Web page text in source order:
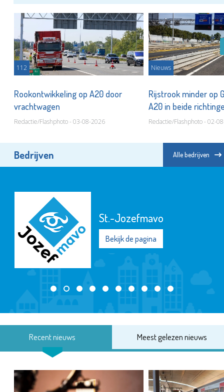
112
Rookontwikkeling op A20 door
vrachtwagen
Redactie/Flashphoto - 03-08-2026
Nieuws
Rijstrook minder op
A20 in beide
Redactie/Flashphoto - 02-
Bedrijven Alle bedrijven
St.-Jozefmavo
Bekijk de pagina
Recent nieuws Meest gelezen nieuws